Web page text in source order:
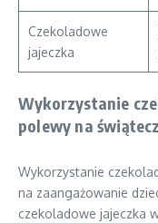
Czekoladowe
jajeczka
Wykorzystanie
polewy na
Wykorzystanie
na zaangażowanie
czekoladowe jajeczka